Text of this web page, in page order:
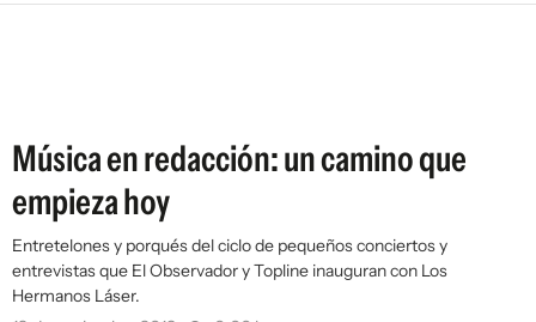
ARGENTINA
Música en redacción: un camino que
empieza hoy
Entretelones y porqués del ciclo de pequeños conciertos y
entrevistas que El Observador y Topline inauguran con Los
Hermanos Láser.